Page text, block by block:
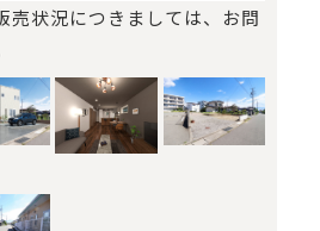
売状況につきましては、お問